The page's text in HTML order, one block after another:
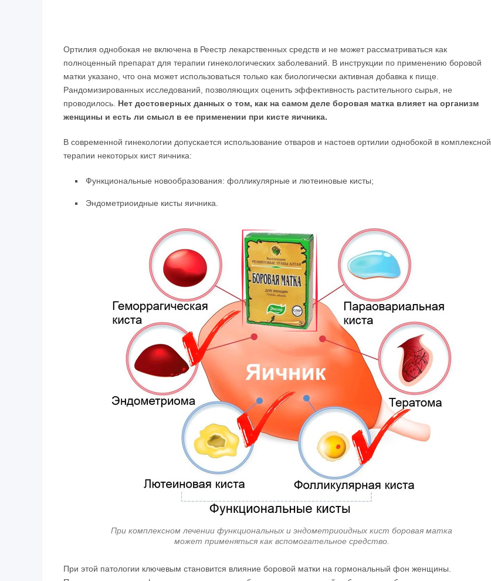
Ортилия однобокая не включена в Реестр лекарственных средств и не может рассматриваться как
полноценный препарат для терапии гинекологических заболеваний. В инструкции по применению боровой
матки указано, что она может использоваться только как биологически активная добавка к пище.
Рандомизированных исследований, позволяющих оценить эффективность растительного сырья, не
проводилось. Нет достоверных данных о том, как на самом деле боровая матка влияет на организм
женщины и есть ли смысл в ее применении при кисте яичника.
В современной гинекологии допускается использование отваров и настоев ортилии однобокой в комплексной
терапии некоторых кист яичника:
Функциональные новообразования: фолликулярные и лютеиновые кисты;
Эндометриоидные кисты яичника.
При комплексном лечении функциональных и эндометриоидных кист боровая матка
может применяться как вспомогательное средство.
При этой патологии ключевым становится влияние боровой матки на гормональный фон женщины.